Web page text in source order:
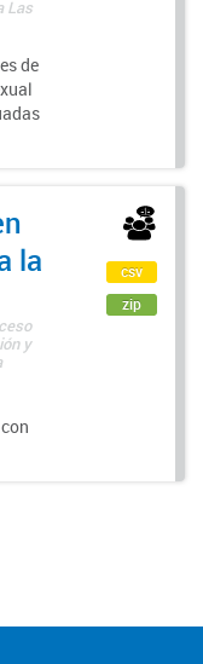
Las
de
la
y
csv
zip